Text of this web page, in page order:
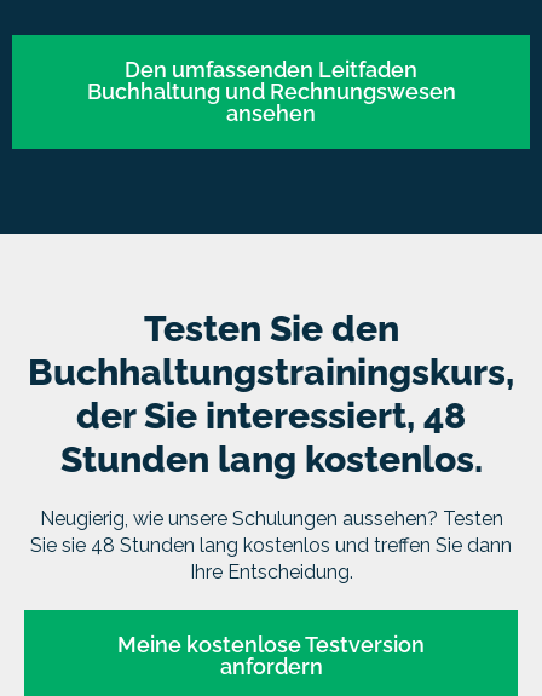
Den umfassenden Leitfaden
Buchhaltung und Rechnungswesen
ansehen
Testen Sie den
Buchhaltungstrainingskurs,
der Sie interessiert, 48
Stunden lang kostenlos.
Neugierig, wie unsere Schulungen aussehen? Testen
Sie sie 48 Stunden lang kostenlos und treffen Sie dann
Ihre Entscheidung.
Meine kostenlose Testversion
anfordern